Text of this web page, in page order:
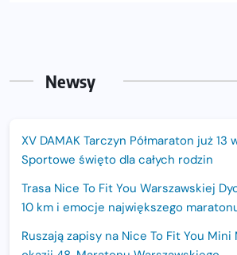
Newsy
XV DAMAK Tarczyn Półmaraton już 13
Sportowe święto dla całych rodzin
Trasa Nice To Fit You Warszawskiej
10 km i emocje największego
Ruszają zapisy na Nice To Fit You